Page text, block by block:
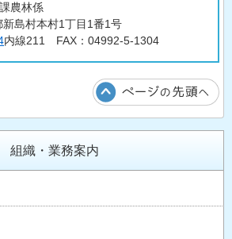
農林係
島村本村1丁目1番1号
内線211 FAX：04992-5-1304
組織・業務案内